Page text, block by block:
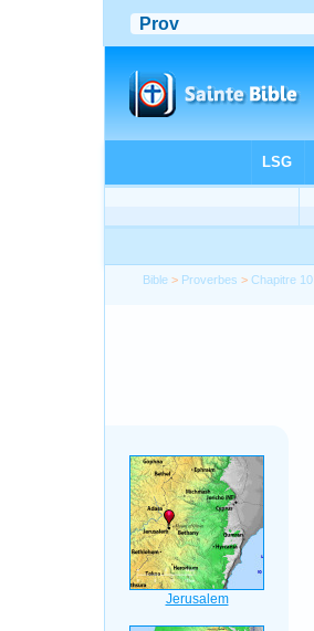
Bible > Proverbes >Chapitre 10